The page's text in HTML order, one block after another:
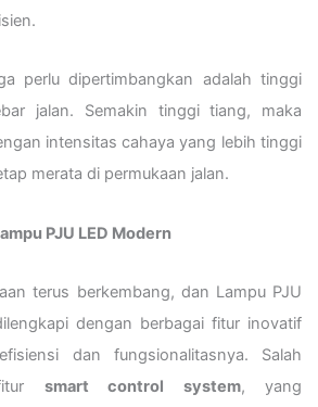
perlu dipertimbangkan adalah tinggi
jalan. Semakin tinggi tiang, maka
intensitas cahaya yang lebih tinggi
merata di permukaan jalan.
PJU LED Modern
terus berkembang, dan Lampu PJU
dengan berbagai fitur inovatif
dan fungsionalitasnya. Salah
smart control system, yang